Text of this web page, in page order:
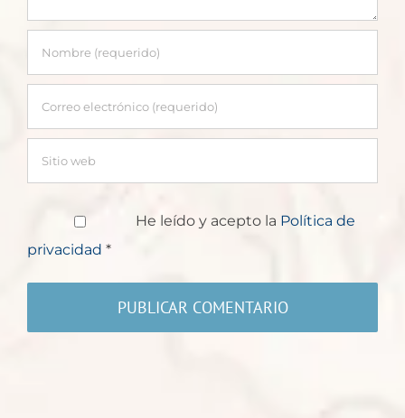
He leído y acepto la Política de
privacidad *